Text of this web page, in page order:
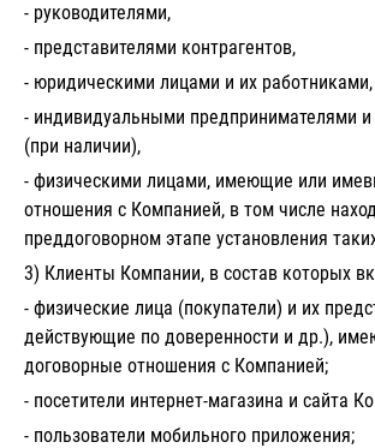
- руководителями,
- представителями контрагентов,
- юридическими лицами и их работниками,
- индивидуальными предпринимателями и
(при наличии),
- физическими лицами, имеющие или
отношения с Компанией, в том числе
преддоговорном этапе установления
3) Клиенты Компании, в состав которых
- физические лица (покупатели) и их
действующие по доверенности и др.),
договорные отношения с Компанией;
- посетители интернет-магазина и сайта
- пользователи мобильного приложения;